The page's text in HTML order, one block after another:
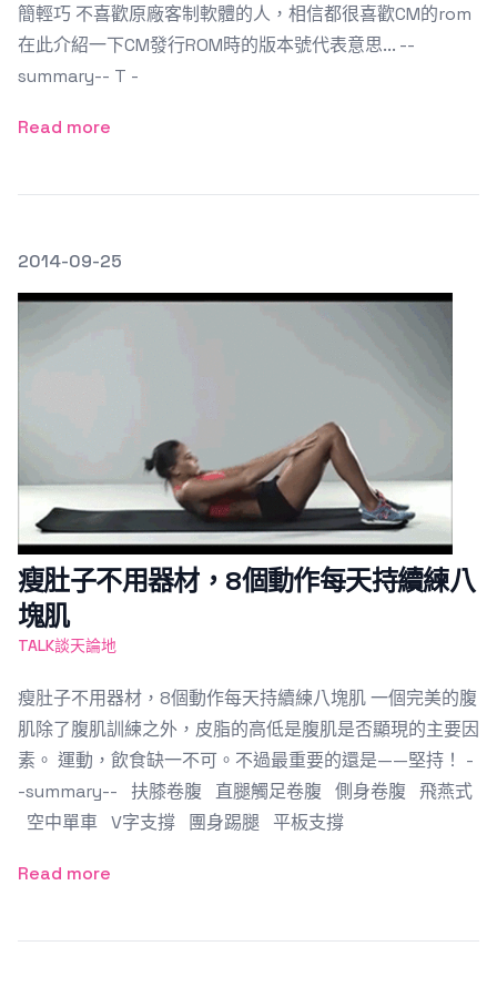
簡輕巧 不喜歡原廠客制軟體的人，相信都很喜歡CM的rom
在此介紹一下CM發行ROM時的版本號代表意思... --
summary-- T -
Read more
發文於
2014-09-25
瘦肚子不用器材，8個動作每天持續練八
塊肌
TALK談天論地
瘦肚子不用器材，8個動作每天持續練八塊肌 一個完美的腹
肌除了腹肌訓練之外，皮脂的高低是腹肌是否顯現的主要因
素。 運動，飲食缺一不可。不過最重要的還是——堅持！ -
-summary-- 扶膝卷腹 直腿觸足卷腹 側身卷腹 飛燕式
空中單車 V字支撐 團身踢腿 平板支撐
Read more